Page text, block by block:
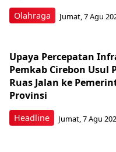
Olahraga Jumat, 7 Agu
Headline
Upaya Percepatan
Pemkab Cirebon Usul
Ruas Jalan ke
Provinsi
Jumat, 7 Agu